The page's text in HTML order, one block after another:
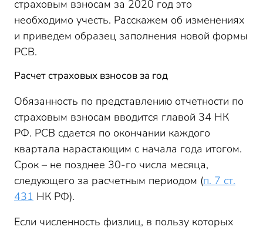
РСВ: новая форма 2020 – образец для ИТ-компаний
Пример 3
Заключение
страховым взносам за 2020 год это
необходимо учесть. Расскажем об изменениях
и приведем образец заполнения новой формы
РСВ.
Расчет страховых взносов за год
Обязанность по представлению отчетности по
страховым взносам вводится главой 34 НК
РФ. РСВ сдается по окончании каждого
квартала нарастающим с начала года итогом.
Срок – не позднее 30-го числа месяца,
следующего за расчетным периодом (п. 7 ст.
431 НК РФ).
Если численность физлиц, в пользу которых